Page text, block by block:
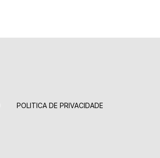
POLITICA DE PRIVACIDADE